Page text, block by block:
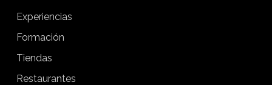
Experiencias
Formación
Tiendas
Restaurantes